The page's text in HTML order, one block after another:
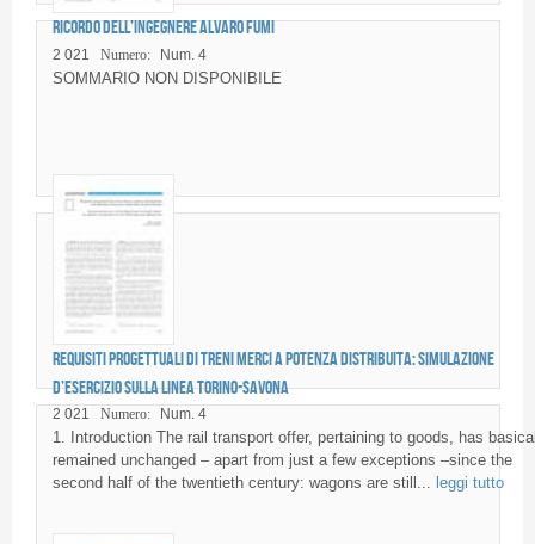
Ricordo dell’Ingegnere Alvaro FUMI
2 021 Numero: Num. 4
SOMMARIO NON DISPONIBILE
Requisiti progettuali di treni merci a potenza distribuita: simulazione
d’esercizio sulla linea Torino-Savona
2 021 Numero: Num. 4
1. Introduction The rail transport offer, pertaining to goods, has
remained unchanged – apart from just a few exceptions –since the
second half of the twentieth century: wagons are still... leggi tutto